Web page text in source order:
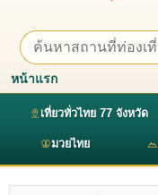
หน้าแรก
เที่ยวทั่วไทย 77 จังหวัด
มวยไทย